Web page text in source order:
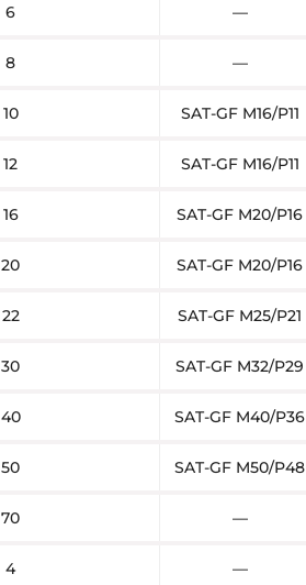
6 —
8 —
10 SAT-GF M16/P11
12 SAT-GF M16/P11
16 SAT-GF M20/P16
20 SAT-GF M20/P16
22 SAT-GF M25/P21
30 SAT-GF M32/P29
40 SAT-GF M40/P36
50 SAT-GF M50/P48
70 —
4 —